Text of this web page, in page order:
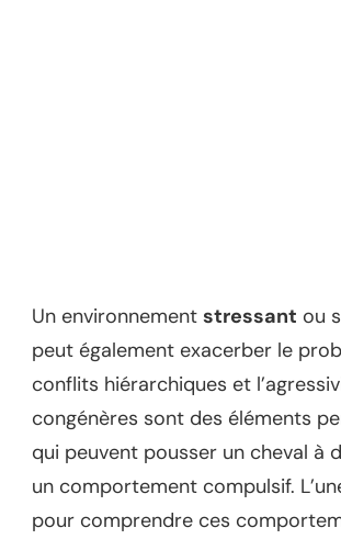
Un environnement stressant ou
peut également exacerber le
conflits hiérarchiques et
congénères sont des éléments
qui peuvent pousser un cheval à
un comportement compulsif.
pour comprendre ces